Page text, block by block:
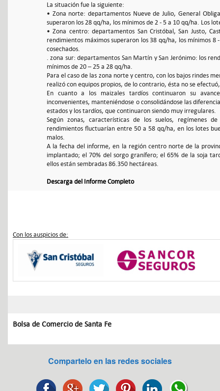
La situación fue la siguiente:
• Zona norte: departamentos Nueve de Julio, General
superaron los 28 qq/ha, los mínimos de 2 - 5 a 10 qq/ha. Los
• Zona centro: departamentos San Cristóbal, San Justo,
rendimientos máximos superaron los 38 qq/ha, los mínimos
cosechados.
. zona sur: departamentos San Martín y San Jerónimo: los
mínimos de 20 – 25 a 28 qq/ha.
Para el caso de las zona norte y centro, con los bajos rindes
realizó con equipos propios, de lo contrario, ésta no se
En cuanto a los maizales tardíos continuaron su
inconvenientes, manteniéndose o consolidándose las
estados y los tardíos, que continuaron siendo muy irregulares.
Según zonas, características de los suelos, regímenes
rendimientos fluctuarían entre 50 a 58 qq/ha, en los lotes
malos.
A la fecha del informe, en la región centro norte de la
implantado; el 70% del sorgo granífero; el 65% de la soja
ellos están sembradas 86.350 hectáreas.
Descarga del Informe Completo
Con los auspicios de:
Bolsa de Comercio de Santa Fe
Compartelo en las redes sociales